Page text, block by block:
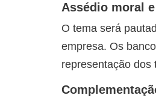
Assédio moral
O tema será
empresa. Os
representação dos